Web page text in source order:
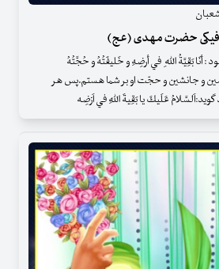
حضرت مهدی (عج)
: أنَا بَقِيَّةُ اللّه ِ في أرضِهِ و خَليفَتُهُ و حُجَّتُهُ
و جانشين و حجّت او بر شما هستم.پس هر
عَلَيكَ يا بَقِيةَ اللّهِ في اَرْضِه